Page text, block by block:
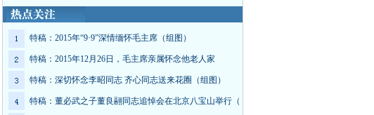
特稿：2015年“9·9”深情缅怀毛主席（组图）
特稿：2015年12月26日，毛主席亲属怀念他老人家
特稿：深切怀念李昭同志 齐心同志送来花圈（组图）
特稿：董必武之子董良翮同志追悼会在北京八宝山举行（